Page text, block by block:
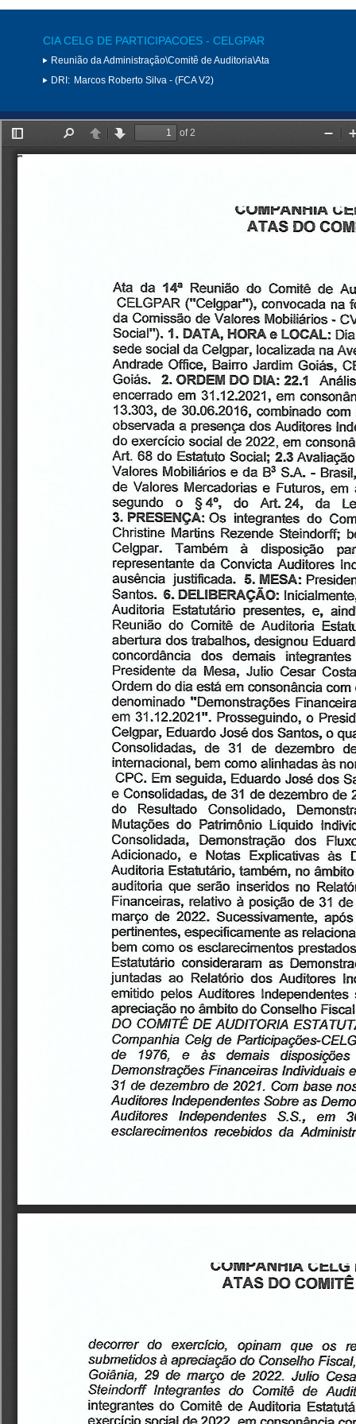
CIA CELG DE PARTICIPACOES - CELGPAR
Reunião da Administração\Comitê de Auditoria\Ata
DRI: Marcos Roberto Silva - (FCA V2)